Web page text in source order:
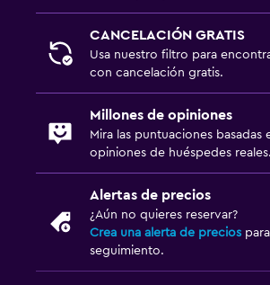
Carriolas
Lavandería
Lavandería
Servicios de lavandería/tintorería
Zona de trabajo
Fax/fotocopiadora
Escritorio
CANCELACIÓN GRATIS
Usa nuestro filtro para
con cancelación gratis.
Millones de opiniones
Mira las puntuaciones basadas
opiniones de huéspedes reales.
Alertas de precios
¿Aún no quieres reservar?
Crea una alerta de precios
seguimiento.